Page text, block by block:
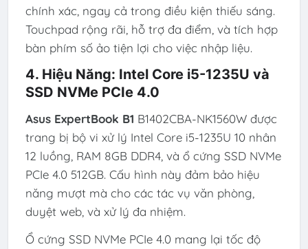
chính xác, ngay cả trong điều kiện thiếu sáng.
Touchpad rộng rãi, hỗ trợ đa điểm, và tích hợp
bàn phím số ảo tiện lợi cho việc nhập liệu.
4. Hiệu Năng: Intel Core i5-1235U và
SSD NVMe PCIe 4.0
Asus ExpertBook B1 B1402CBA-NK1560W được
trang bị bộ vi xử lý Intel Core i5-1235U 10 nhân
12 luồng, RAM 8GB DDR4, và ổ cứng SSD NVMe
PCIe 4.0 512GB. Cấu hình này đảm bảo hiệu
năng mượt mà cho các tác vụ văn phòng,
duyệt web, và xử lý đa nhiệm.
Ổ cứng SSD NVMe PCIe 4.0 mang lại tốc độ